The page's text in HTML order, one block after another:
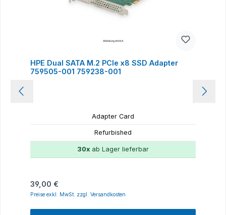
HPE Dual SATA M.2 PCIe x8 SSD Adapter
759505-001 759238-001
Adapter Card
Refurbished
30x ab Lager lieferbar
Regulärer Preis:
39,00 €
Preise exkl. MwSt. zzgl. Versandkosten